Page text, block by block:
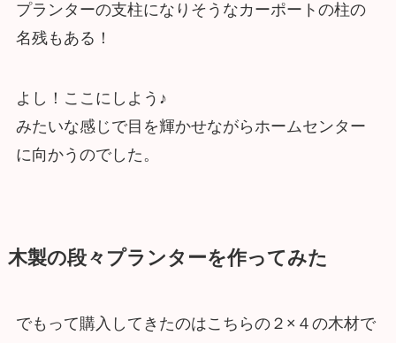
プランターの支柱になりそうなカーポートの柱の
名残もある！
よし！ここにしよう♪
みたいな感じで目を輝かせながらホームセンター
に向かうのでした。
木製の段々プランターを作ってみた
でもって購入してきたのはこちらの２×４の木材で